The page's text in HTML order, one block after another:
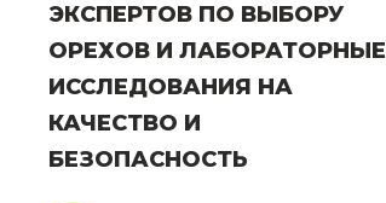
ЭКСПЕРТОВ ПО ВЫБОРУ
ОРЕХОВ И ЛАБОРАТОРНЫЕ
ИССЛЕДОВАНИЯ НА
КАЧЕСТВО И
БЕЗОПАСНОСТЬ